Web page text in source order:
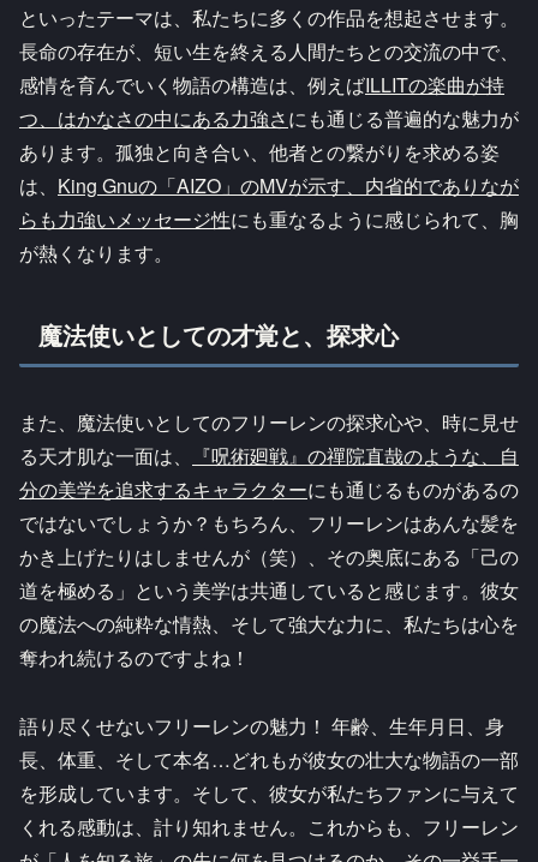
といったテーマは、私たちに多くの作品を想起させます。
長命の存在が、短い生を終える人間たちとの交流の中で、
感情を育んでいく物語の構造は、例えばILLITの楽曲が持
つ、はかなさの中にある力強さにも通じる普遍的な魅力が
あります。孤独と向き合い、他者との繋がりを求める姿
は、 King Gnuの「AIZO」のMVが示す、内省的でありなが
らも力強いメッセージ性にも重なるように感じられて、胸
が熱くなります。
魔法使いとしての才覚と、探求心
また、魔法使いとしてのフリーレンの探求心や、時に見せ
る天才肌な一面は、
『呪術廻戦』の禪院直哉のような、自
分の美学を追求するキャラクターにも通じるものがあるの
ではないでしょうか？もちろん、フリーレンはあんな髪を
かき上げたりはしませんが（笑）、その奥底にある「己の
道を極める」という美学は共通していると感じます。彼女
の魔法への純粋な情熱、そして強大な力に、私たちは心を
奪われ続けるのですよね！
語り尽くせないフリーレンの魅力！ 年齢、生年月日、身
長、体重、そして本名…どれもが彼女の壮大な物語の一部
を形成しています。そして、彼女が私たちファンに与えて
くれる感動は、計り知れません。これからも、フリーレン